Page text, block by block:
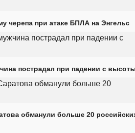
черепа при атаке БПЛА на Энгельс
пострадал при падении с
обманули больше 20